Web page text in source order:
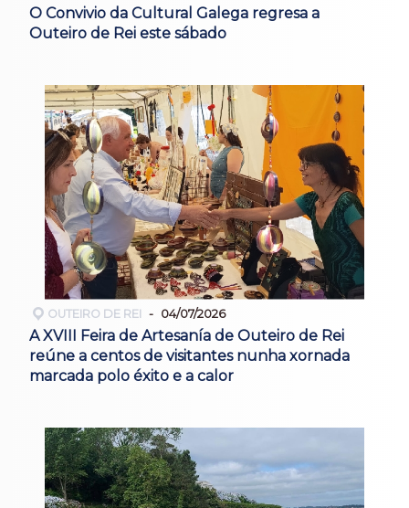
O Convivio da Cultural Galega regresa a
Outeiro de Rei este sábado
OUTEIRO DE REI 04/07/2026
A XVIII Feira de Artesanía de Outeiro de Rei
reúne a centos de visitantes nunha xornada
marcada polo éxito e a calor